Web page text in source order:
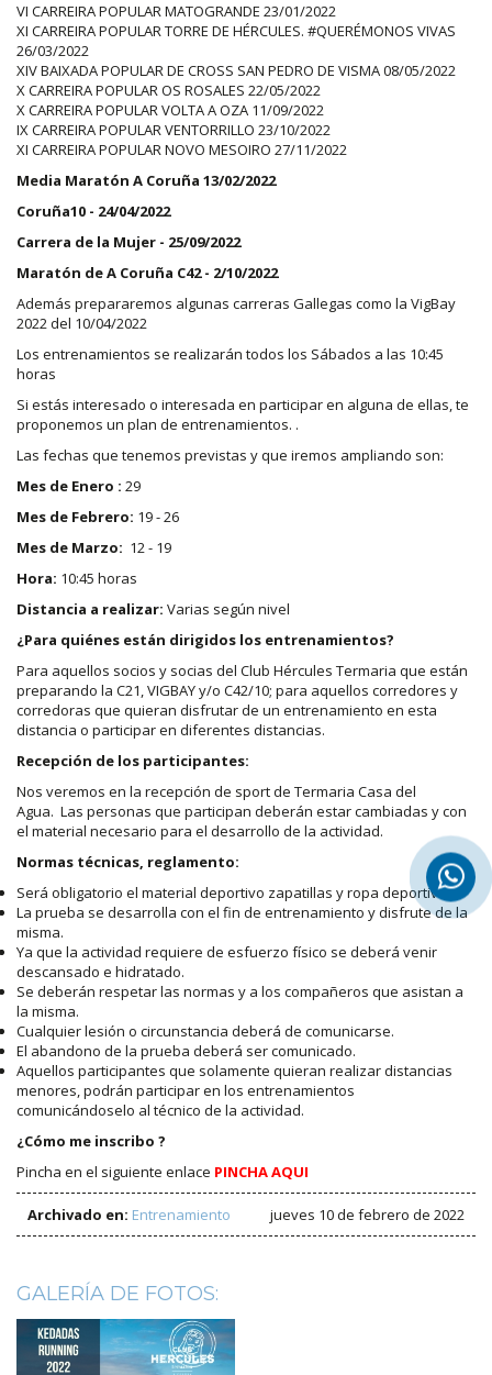
VI CARREIRA POPULAR MATOGRANDE 23/01/2022
XI CARREIRA POPULAR TORRE DE HÉRCULES. #QUERÉMONOS VIVAS
26/03/2022
XIV BAIXADA POPULAR DE CROSS SAN PEDRO DE VISMA 08/05/2022
X CARREIRA POPULAR OS ROSALES 22/05/2022
X CARREIRA POPULAR VOLTA A OZA 11/09/2022
IX CARREIRA POPULAR VENTORRILLO 23/10/2022
XI CARREIRA POPULAR NOVO MESOIRO 27/11/2022
Media Maratón A Coruña 13/02/2022
Coruña10 - 24/04/2022
Carrera de la Mujer - 25/09/2022
Maratón de A Coruña C42 - 2/10/2022
Además prepararemos algunas carreras Gallegas como la VigBay
2022 del 10/04/2022
Los entrenamientos se realizarán todos los Sábados a las 10:45
horas
Si estás interesado o interesada en participar en alguna de ellas, te
proponemos un plan de entrenamientos. .
Las fechas que tenemos previstas y que iremos ampliando son:
Mes de Enero : 29
Mes de Febrero: 19 - 26
Mes de Marzo: 12 - 19
Hora: 10:45 horas
Distancia a realizar: Varias según nivel
¿Para quiénes están dirigidos los entrenamientos?
Para aquellos socios y socias del Club Hércules Termaria que están
preparando la C21, VIGBAY y/o C42/10; para aquellos corredores y
corredoras que quieran disfrutar de un entrenamiento en esta
distancia o participar en diferentes distancias.
Recepción de los participantes:
Nos veremos en la recepción de sport de Termaria Casa del
Agua. Las personas que participan deberán estar cambiadas y con
el material necesario para el desarrollo de la actividad.
Normas técnicas, reglamento:
Será obligatorio el material deportivo zapatillas y ropa deportiva.
La prueba se desarrolla con el fin de entrenamiento y disfrute de la
misma.
Ya que la actividad requiere de esfuerzo físico se deberá venir
descansado e hidratado.
Se deberán respetar las normas y a los compañeros que asistan a
la misma.
Cualquier lesión o circunstancia deberá de comunicarse.
El abandono de la prueba deberá ser comunicado.
Aquellos participantes que solamente quieran realizar distancias
menores, podrán participar en los entrenamientos
comunicándoselo al técnico de la actividad.
¿Cómo me inscribo ?
Pincha en el siguiente enlace PINCHA AQUI
Archivado en: Entrenamiento jueves 10 de febrero de 2022
GALERÍA DE FOTOS: